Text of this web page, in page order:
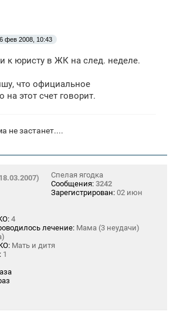
фев 2008, 10:43
к юристу в ЖК на след. неделе.
что официальное
на этот счет говорит.
не застанет....
Спелая ягодка
Сообщения: 3242
Зарегистрирован: 02 июн
4
лечение: Мама (3 неудачи)
Мать и дитя
1